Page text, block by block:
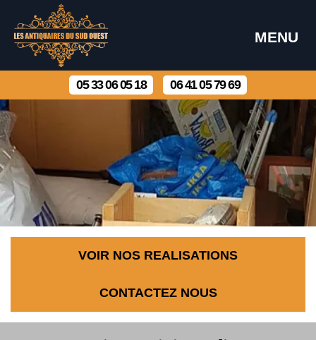
MENU
05 33 06 05 18 06 41 05 79 69
VOIR NOS REALISATIONS
CONTACTEZ NOUS